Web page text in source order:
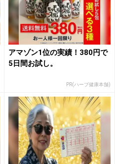
アマゾン1位の実績！380円で
5日間お試し。
PR(ハーブ健康本舗)